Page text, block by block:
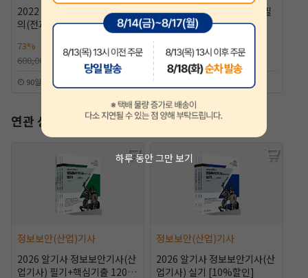
하루 동안 그만 보기
2022 축산(산업)기사 필기강
의(전과목)
73%
160,000원
600,000원
90일 | 114강
2021 축산(산업)기사 실기 필
답형 강의
66% 100,000원
300,000원
연관 상품
정보보안(산업)기사
2026 알기사 정보보안기사(산
업기사) 필기+핵심기출 1200
정보보안(산업)기사
2026 알기사 정보보안기사(산
업기사) 실기 [10%할인]